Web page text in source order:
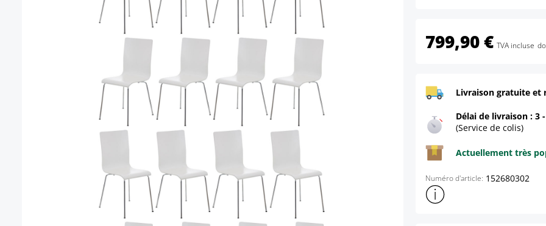
799,90 € TVA incluse
Livraison gratuite et
Délai de livraison : 3
(Service de colis)
Actuellement très
Numéro d'article: 152680302
Afficher plus d'informations